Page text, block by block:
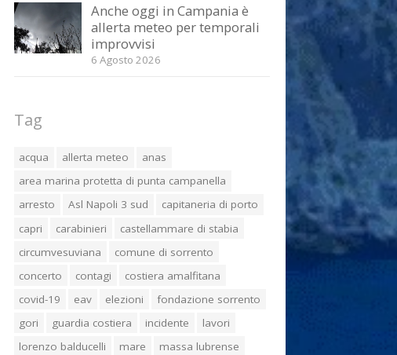
Anche oggi in Campania è
allerta meteo per temporali
improvvisi
6 Agosto 2026
Tag
acqua allerta meteo
anas
area marina protetta di punta campanella
arresto
Asl Napoli 3 sud
capitaneria di porto
capri
carabinieri
castellammare di stabia
circumvesuviana
comune di sorrento
concerto
contagi
costiera amalfitana
covid-19
eav elezioni
fondazione sorrento
gori
guardia costiera incidente
lavori
lorenzo balducelli
mare
massa lubrense